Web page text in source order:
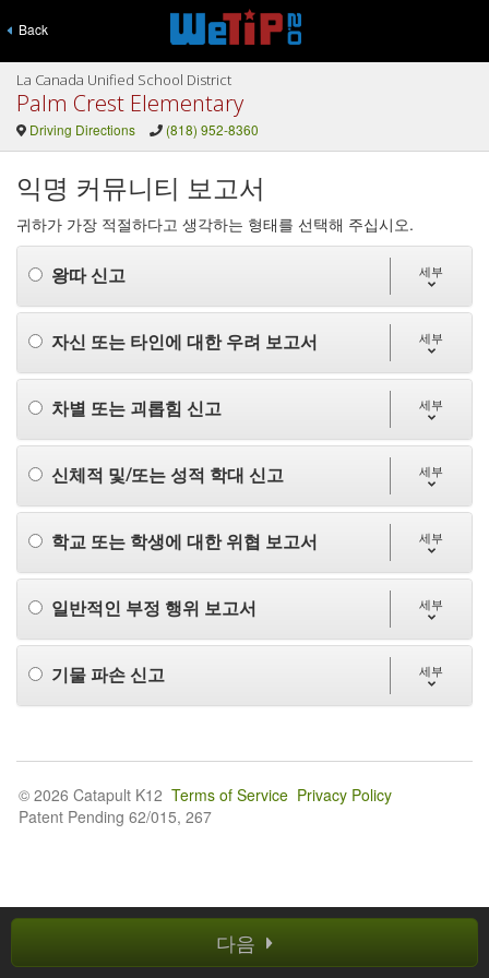
Back
La Canada Unified School District
Palm Crest Elementary
Driving Directions (818) 952-8360
익명 커뮤니티 보고서
귀하가 가장 적절하다고 생각하는 형태를 선택해 주십시오.
왕따 신고 세부
자신 또는 타인에 대한 우려 보고서 세부
차별 또는 괴롭힘 신고 세부
신체적 및/또는 성적 학대 신고 세부
학교 또는 학생에 대한 위협 보고서 세부
일반적인 부정 행위 보고서 세부
기물 파손 신고 세부
다음
© 2026 Catapult K12 Terms of Service Privacy Policy
Patent Pending 62/015, 267